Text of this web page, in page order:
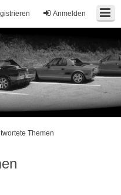
Anmelden
Themen